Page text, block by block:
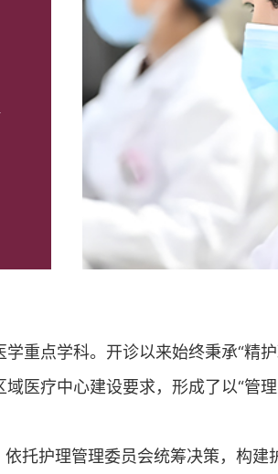
重点学科。开诊以来始终秉承“精
医疗中心建设要求，形成了以“管
依托护理管理委员会统筹决策，构